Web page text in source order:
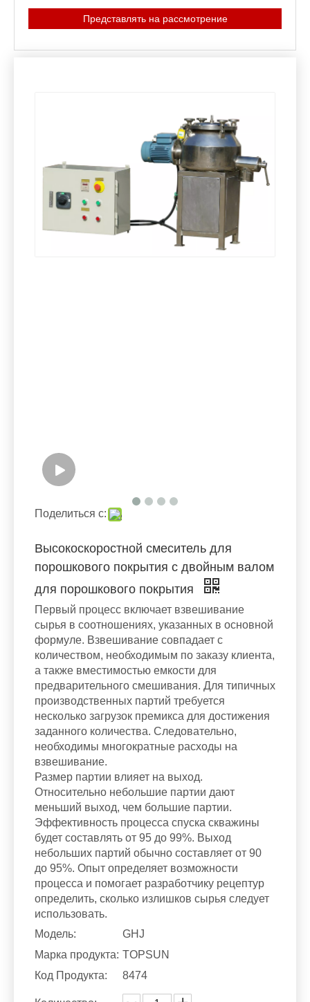
Представлять на рассмотрение
Поделиться с:
Высокоскоростной смеситель для
порошкового покрытия с двойным валом
для порошкового покрытия
Первый процесс включает взвешивание
сырья в соотношениях, указанных в основной
формуле. Взвешивание совпадает с
количеством, необходимым по заказу клиента,
а также вместимостью емкости для
предварительного смешивания. Для типичных
производственных партий требуется
несколько загрузок премикса для достижения
заданного количества. Следовательно,
необходимы многократные расходы на
взвешивание.
Размер партии влияет на выход.
Относительно небольшие партии дают
меньший выход, чем большие партии.
Эффективность процесса спуска скважины
будет составлять от 95 до 99%. Выход
небольших партий обычно составляет от 90
до 95%. Опыт определяет возможности
процесса и помогает разработчику рецептур
определить, сколько излишков сырья следует
использовать.
Модель:
GHJ
Марка продукта: TOPSUN
Код Продукта:
8474